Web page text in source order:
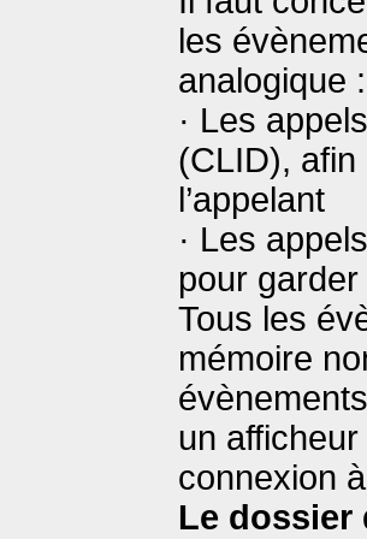
les
analogique :
· Les
(CLID),
l’appelant
· Les
pour
Tous les
mémoire
un
connexion
Le